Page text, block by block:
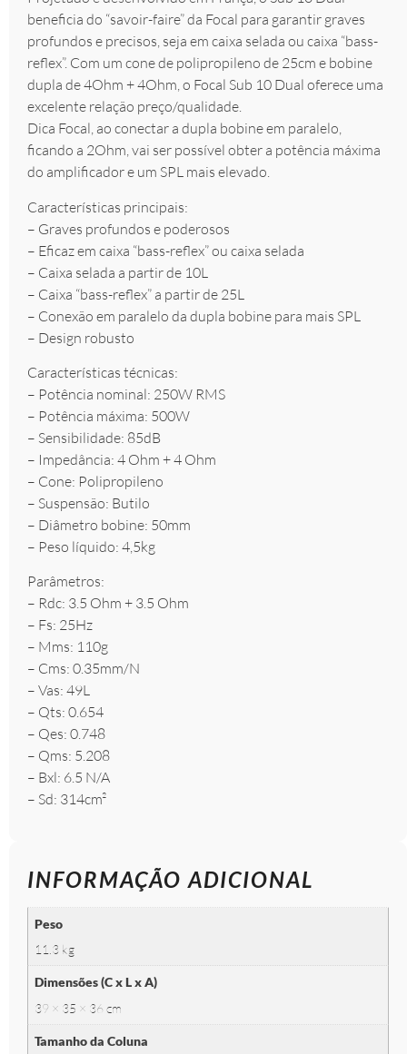
beneficia do “savoir-faire” da Focal para garantir graves
profundos e precisos, seja em caixa selada ou caixa “bass-
reflex”. Com um cone de polipropileno de 25cm e bobine
dupla de 4Ohm + 4Ohm, o Focal Sub 10 Dual oferece uma
excelente relação preço/qualidade.
Dica Focal, ao conectar a dupla bobine em paralelo,
ficando a 2Ohm, vai ser possível obter a potência máxima
do amplificador e um SPL mais elevado.
Características principais:
– Graves profundos e poderosos
– Eficaz em caixa “bass-reflex” ou caixa selada
– Caixa selada a partir de 10L
– Caixa “bass-reflex” a partir de 25L
– Conexão em paralelo da dupla bobine para mais SPL
– Design robusto
Características técnicas:
– Potência nominal: 250W RMS
– Potência máxima: 500W
– Sensibilidade: 85dB
– Impedância: 4 Ohm + 4 Ohm
– Cone: Polipropileno
– Suspensão: Butilo
– Diâmetro bobine: 50mm
– Peso líquido: 4,5kg
Parâmetros:
– Rdc: 3.5 Ohm + 3.5 Ohm
– Fs: 25Hz
– Mms: 110g
– Cms: 0.35mm/N
– Vas: 49L
– Qts: 0.654
– Qes: 0.748
– Qms: 5.208
– Bxl: 6.5 N/A
– Sd: 314cm²
INFORMAÇÃO ADICIONAL
Peso
11.3 kg
Dimensões (C x L x A)
39 × 35 × 36 cm
Tamanho da Coluna